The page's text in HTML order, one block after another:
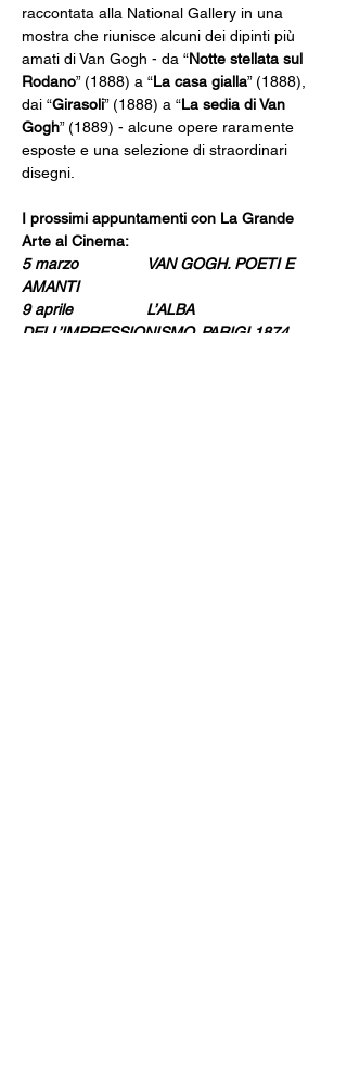
raccontata alla National Gallery in una
mostra che riunisce alcuni dei dipinti più
amati di Van Gogh - da “Notte stellata sul
Rodano” (1888) a “La casa gialla” (1888),
dai “Girasoli” (1888) a “La sedia di Van
Gogh” (1889) - alcune opere raramente
esposte e una selezione di straordinari
disegni.
I prossimi appuntamenti con La Grande
Arte al Cinema:
5 marzo                VAN GOGH. POETI E
AMANTI
9 aprile                 L’ALBA
DELL’IMPRESSIONISMO. PARIGI 1874